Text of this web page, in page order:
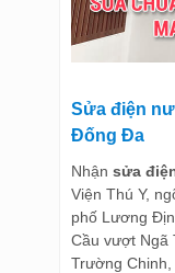
Sửa điện
Đống Đa
Nhận sửa
Viện Thú Y,
phố Lương
Cầu vượt Ngã
Trường Chinh,